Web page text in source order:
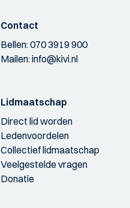
Contact
Bellen:070 3919 900
Mailen:info@kivi.nl
Lidmaatschap
Direct lid worden
Ledenvoordelen
Collectief lidmaatschap
Veelgestelde vragen
Donatie